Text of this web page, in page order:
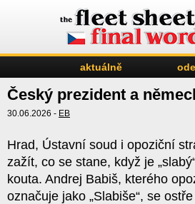
aktuálně
Český prezident a
30.06.2026 - EB
Hrad, Ústavní soud i opoziční
zažít, co se stane, když je
kouta. Andrej Babiš, kterého
označuje jako „Slabiše“, se